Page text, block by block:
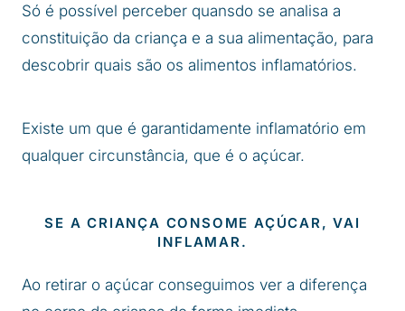
Só é possível perceber quansdo se analisa a
constituição da criança e a sua alimentação, para
descobrir quais são os alimentos inflamatórios.
Existe um que é garantidamente inflamatório em
qualquer circunstância, que é o açúcar.
SE A CRIANÇA CONSOME AÇÚCAR, VAI
INFLAMAR.
Ao retirar o açúcar conseguimos ver a diferença